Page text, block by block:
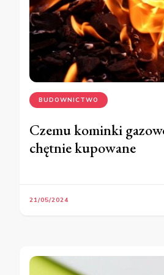
BUDOWNICTWO
Czemu kominki
chętnie kupowane
21/05/2024